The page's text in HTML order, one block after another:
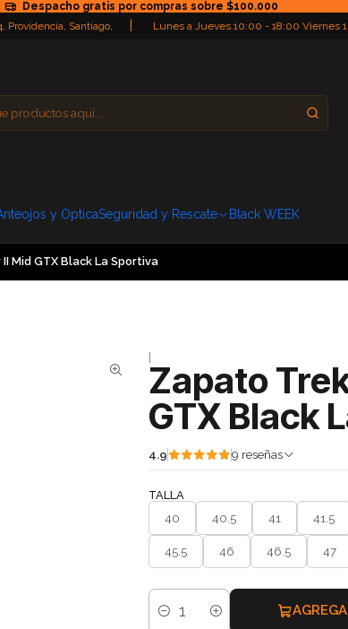
Despacho gratis por compras sobre $100.000
Providencia, Santiago,
Lunes a Jueves 10:00 - 18:00 Viernes
y OpticaSeguridad y Rescate Black WEEK
Mid GTX Black La Sportiva
|
Zapato
GTX Black
4.9 9 reseñas
TALLA
40 40.5 41 41.5
45.5 46 46.5 47
Cantidad